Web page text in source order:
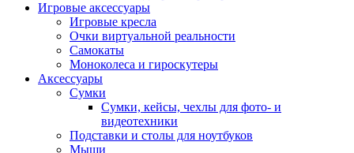
Игровые аксессуары
Игровые кресла
Очки виртуальной реальности
Самокаты
Моноколеса и гироскутеры
Аксессуары
Сумки
Сумки, кейсы, чехлы для фото- и
видеотехники
Подставки и столы для ноутбуков
Мыши